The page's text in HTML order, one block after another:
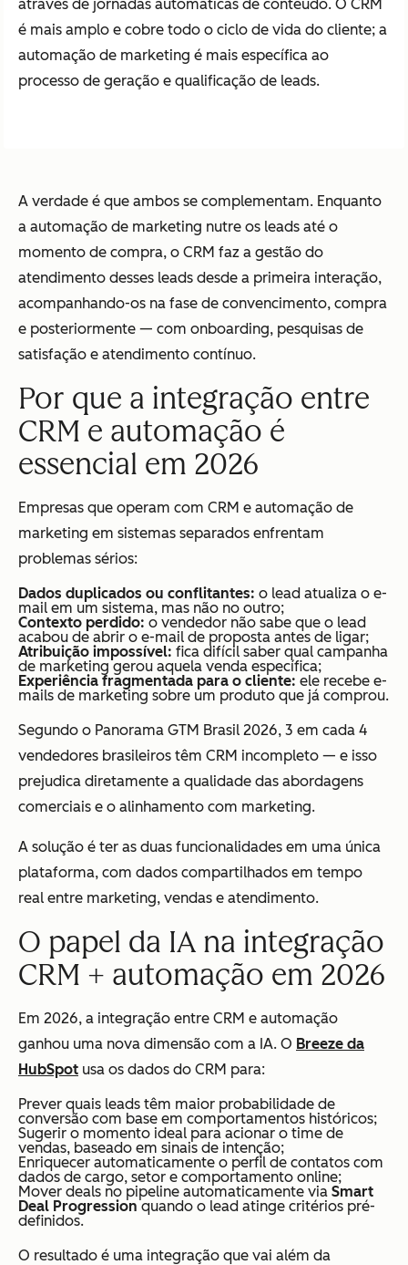
através de jornadas automáticas de conteúdo. O CRM
é mais amplo e cobre todo o ciclo de vida do cliente; a
automação de marketing é mais específica ao
processo de geração e qualificação de leads.
A verdade é que ambos se complementam. Enquanto
a automação de marketing nutre os leads até o
momento de compra, o CRM faz a gestão do
atendimento desses leads desde a primeira interação,
acompanhando-os na fase de convencimento, compra
e posteriormente — com onboarding, pesquisas de
satisfação e atendimento contínuo.
Por que a integração entre
CRM e automação é
essencial em 2026
Empresas que operam com CRM e automação de
marketing em sistemas separados enfrentam
problemas sérios:
Dados duplicados ou conflitantes: o lead atualiza o e-
mail em um sistema, mas não no outro;
Contexto perdido: o vendedor não sabe que o lead
acabou de abrir o e-mail de proposta antes de ligar;
Atribuição impossível: fica difícil saber qual campanha
de marketing gerou aquela venda específica;
Experiência fragmentada para o cliente: ele recebe e-
mails de marketing sobre um produto que já comprou.
Segundo o Panorama GTM Brasil 2026, 3 em cada 4
vendedores brasileiros têm CRM incompleto — e isso
prejudica diretamente a qualidade das abordagens
comerciais e o alinhamento com marketing.
A solução é ter as duas funcionalidades em uma única
plataforma, com dados compartilhados em tempo
real entre marketing, vendas e atendimento.
O papel da IA na integração
CRM + automação em 2026
Em 2026, a integração entre CRM e automação
ganhou uma nova dimensão com a IA. O Breeze da
HubSpot usa os dados do CRM para:
Prever quais leads têm maior probabilidade de
conversão com base em comportamentos históricos;
Sugerir o momento ideal para acionar o time de
vendas, baseado em sinais de intenção;
Enriquecer automaticamente o perfil de contatos com
dados de cargo, setor e comportamento online;
Mover deals no pipeline automaticamente via Smart
Deal Progressionquando o lead atinge critérios pré-
definidos.
O resultado é uma integração que vai além da